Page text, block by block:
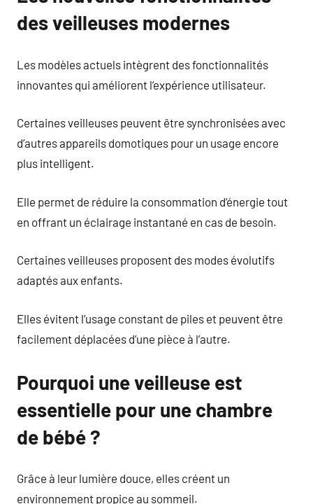
des veilleuses modernes
Les modèles actuels intègrent des fonctionnalités
innovantes qui améliorent l’expérience utilisateur.
Certaines veilleuses peuvent être synchronisées avec
d’autres appareils domotiques pour un usage encore
plus intelligent.
Elle permet de réduire la consommation d’énergie tout
en offrant un éclairage instantané en cas de besoin.
Certaines veilleuses proposent des modes évolutifs
adaptés aux enfants.
Elles évitent l’usage constant de piles et peuvent être
facilement déplacées d’une pièce à l’autre.
Pourquoi une veilleuse est
essentielle pour une chambre
de bébé ?
Grâce à leur lumière douce, elles créent un
environnement propice au sommeil.